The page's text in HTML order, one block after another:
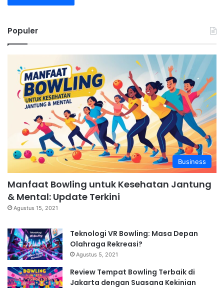
Populer
Business
Manfaat Bowling untuk Kesehatan Jantung
& Mental: Update Terkini
Agustus 15, 2021
Teknologi VR Bowling: Masa Depan
Olahraga Rekreasi?
Agustus 5, 2021
Review Tempat Bowling Terbaik di
Jakarta dengan Suasana Kekinian